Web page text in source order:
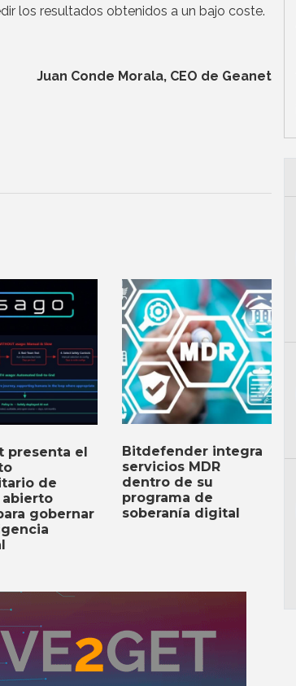
los resultados obtenidos a un bajo coste.
Juan Conde Morala, CEO de Geanet
presenta el
de
gobernar
Bitdefender integra
servicios MDR
dentro de su
programa de
soberanía digital